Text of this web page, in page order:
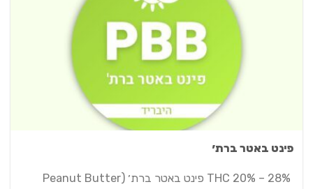
פינט באטר ברת׳
THC 20% – 28% פינט באטר ברת׳ (Peanut Butter